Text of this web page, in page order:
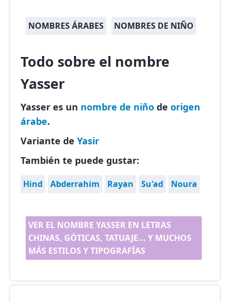
NOMBRES ÁRABES NOMBRES DE NIÑO
Todo sobre el nombre
Yasser
Yasser es un nombre de niño de origen
árabe.
Variante de Yasir
También te puede gustar:
Hind Abderrahim Rayan Su'ad Noura
VER EL NOMBRE YASSER EN LETRAS
CHINAS, GÓTICAS, TATUAJE... Y MUCHOS
MÁS ESTILOS Y TIPOGRAFÍAS